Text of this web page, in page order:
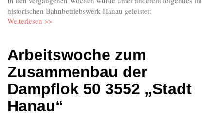
historischen Bahnbetriebswerk Hanau geleistet:
Weiterlesen >>
Arbeitswoche zum
Zusammenbau der
Dampflok 50 3552 „Stadt
Hanau“